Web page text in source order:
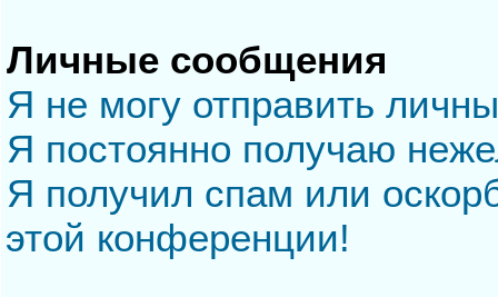
Личные сообщения
Я не могу отправить
Я постоянно получаю
Я получил спам или
этой конференции!